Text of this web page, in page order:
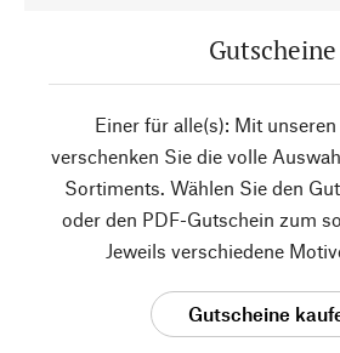
Gutscheine
Einer für alle(s): Mit
verschenken Sie die volle
Sortiments. Wählen Sie den
oder den PDF-Gutschein zum
Jeweils verschiedene
Gutscheine